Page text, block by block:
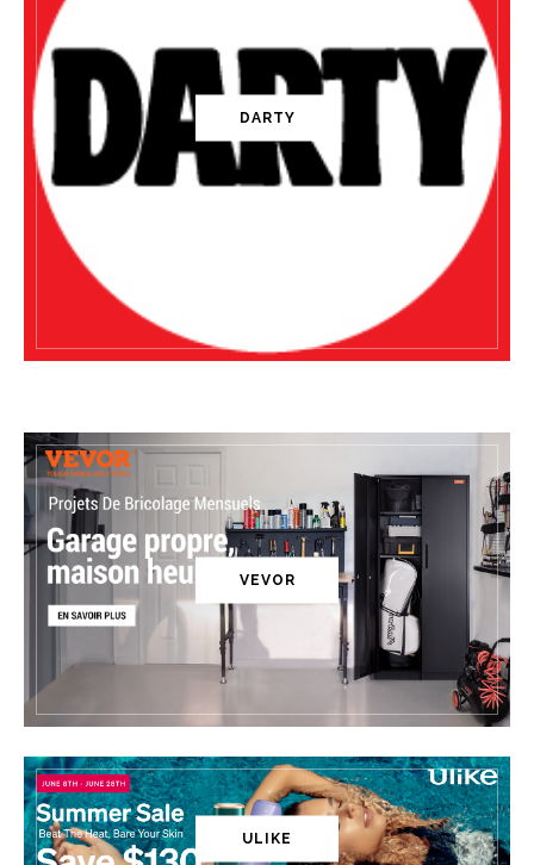
DARTY
VEVOR
ULIKE